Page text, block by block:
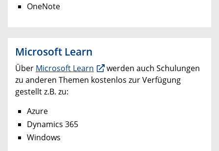
OneNote
Microsoft Learn
Über Microsoft Learn
werden auch Schulungen
zu anderen Themen kostenlos zur Verfügung
gestellt z.B. zu:
Azure
Dynamics 365
Windows